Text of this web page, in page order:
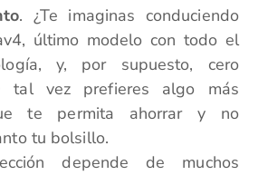
. ¿Te imaginas conduciendo
último modelo con todo el
y, por supuesto, cero
tal vez prefieres algo más
te permita ahorrar y no
tu bolsillo.
depende de muchos